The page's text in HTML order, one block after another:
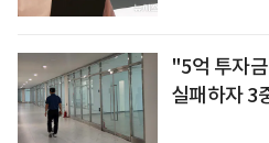
"5억 투자
실패하자 3